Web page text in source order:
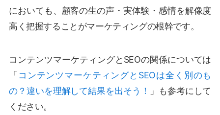
においても、顧客の生の声・実体験・感情を解像度
高く把握することがマーケティングの根幹です。
コンテンツマーケティングとSEOの関係については
「コンテンツマーケティングとSEOは全く別のも
の？違いを理解して結果を出そう！
」も参考にして
ください。